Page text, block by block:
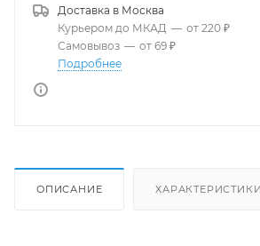
Доставка в Москва
Курьером до МКАД — от 220 ₽
Самовывоз — от 69 ₽
Подробнее
ОПИСАНИЕ ХАРАКТЕРИСТИКИ